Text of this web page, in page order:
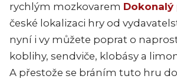
rychlým mozkovarem
české lokalizaci hry od
nyní i vy můžete poprat o
koblihy, sendviče, klobásy a
A přestože se bráním tuto hru